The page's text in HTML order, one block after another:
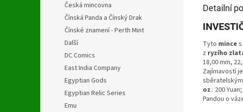
Česká mincovna
Čínská Panda a Čínský Drak
Čínské znamení - Perth Mint
Další
DC Comics
East India Company
Egyptian Gods
Egyptian Relic Series
Emu
Detailní
Tyto mince
z ryzího
18,00 mm,
Zajímavostí
sběratelským
oz.: 200 Yuan;
Pandou o